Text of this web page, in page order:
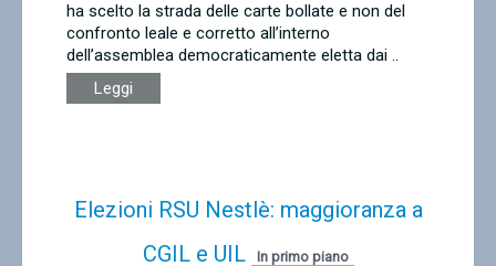
ha scelto la strada delle carte bollate e non del
confronto leale e corretto all’interno
dell’assemblea democraticamente eletta dai ..
Leggi
Elezioni RSU Nestlè: maggioranza a
CGIL e UIL
In primo piano